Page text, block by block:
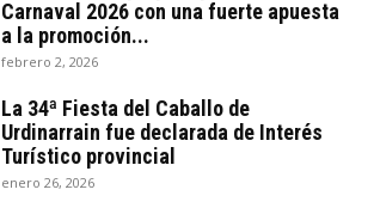
Carnaval 2026 con una fuerte apuesta
a la promoción...
febrero 2, 2026
La 34ª Fiesta del Caballo de
Urdinarrain fue declarada de Interés
Turístico provincial
enero 26, 2026